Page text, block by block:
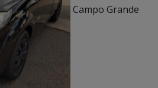
Campo Grande